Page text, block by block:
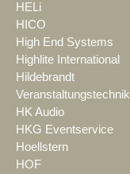
HELi
HICO
High End Systems
Highlite International
Hildebrandt
Veranstaltungstechnik
HK Audio
HKG Eventservice
Hoellstern
HOF